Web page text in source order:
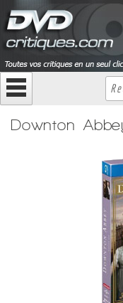
Downton